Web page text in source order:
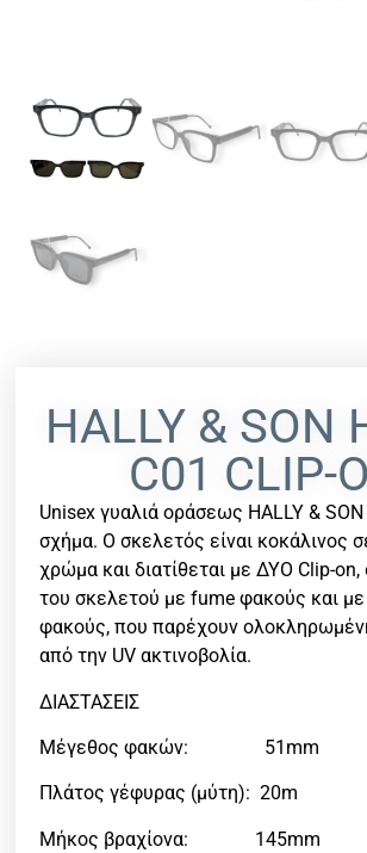
HALLY & SON
C01 CLIP-
Unisex γυαλιά οράσεως HALLY &
σχήμα. Ο σκελετός είναι κοκάλινος
χρώμα και διατίθεται με ΔΥΟ Clip-
του σκελετού με fume φακούς και
φακούς, που παρέχουν
από την UV ακτινοβολία.
ΔΙΑΣΤΑΣΕΙΣ
Μέγεθος φακών: 51mm
Πλάτος γέφυρας (μύτη): 20m
Μήκος βραχίονα: 145mm